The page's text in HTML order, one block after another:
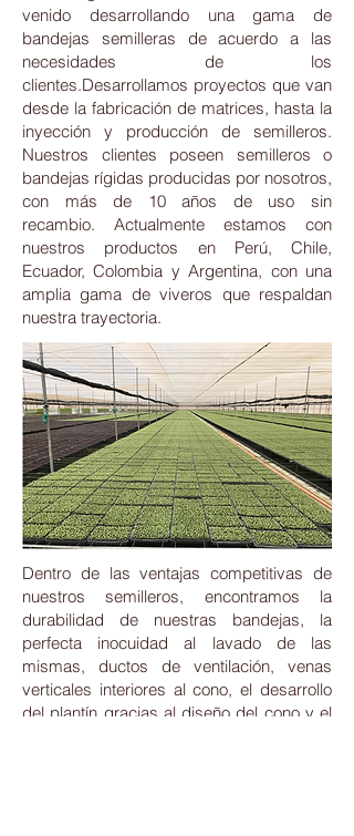
venido desarrollando una gama de
bandejas semilleras de acuerdo a las
necesidades de los
clientes.Desarrollamos proyectos que van
desde la fabricación de matrices, hasta la
inyección y producción de semilleros.
Nuestros clientes poseen semilleros o
bandejas rígidas producidas por nosotros,
con más de 10 años de uso sin
recambio.
Actualmente estamos con
nuestros productos en Perú, Chile,
Ecuador, Colombia y Argentina, con una
amplia gama de viveros que respaldan
nuestra trayectoria.
Dentro de las ventajas competitivas de
nuestros semilleros, encontramos la
durabilidad de nuestras bandejas, la
perfecta inocuidad al lavado de las
mismas, ductos de ventilación, venas
verticales interiores al cono, el desarrollo
del plantín gracias al diseño del cono y el